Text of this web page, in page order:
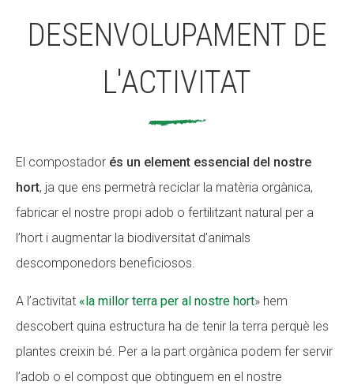
DESENVOLUPAMENT DE
L'ACTIVITAT
El compostador és un element essencial del nostre
hort, ja que ens permetrà reciclar la matèria orgànica,
fabricar el nostre propi adob o fertilitzant natural per a
l’hort i augmentar la biodiversitat d’animals
descomponedors beneficiosos.
A l’activitat «la millor terra per al nostre hort» hem
descobert quina estructura ha de tenir la terra perquè les
plantes creixin bé. Per a la part orgànica podem fer servir
l’adob o el compost que obtinguem en el nostre